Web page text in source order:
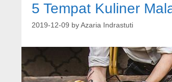
5 Tempat Kuliner
2019-12-09 by Azaria Indrastuti